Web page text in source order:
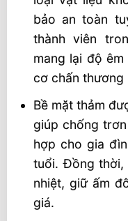
bảo an toàn
thành viên
mang lại độ
cơ chấn thương
Bề mặt thảm
giúp chống
hợp cho gia
tuổi. Đồng thời,
nhiệt, giữ ấm
giá.